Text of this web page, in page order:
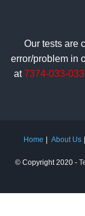
Our tests are
error/problem in
at7374-033-033
Home About Us
© Copyright 2020 -